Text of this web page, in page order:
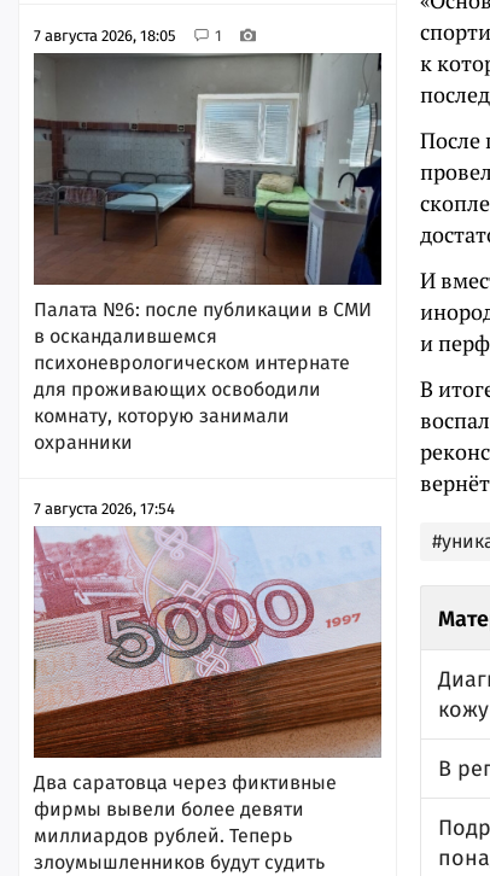
7 августа 2026, 18:05 1
Палата №6: после публикации в СМИ
в оскандалившемся
психоневрологическом интернате
для проживающих освободили
комнату, которую занимали
охранники
7 августа 2026, 17:54
Два саратовца через фиктивные
фирмы вывели более девяти
миллиардов рублей. Теперь
злоумышленников будут судить
к
После
И
и
В
В